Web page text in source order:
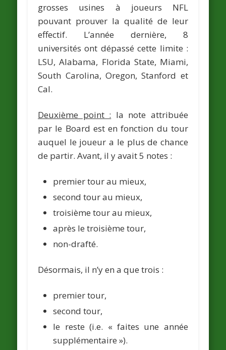
grosses usines à joueurs NFL
pouvant prouver la qualité de leur
effectif. L’année dernière, 8
universités ont dépassé cette limite :
LSU, Alabama, Florida State, Miami,
South Carolina, Oregon, Stanford et
Cal.
Deuxième point : la note attribuée
par le Board est en fonction du tour
auquel le joueur a le plus de chance
de partir. Avant, il y avait 5 notes :
premier tour au mieux,
second tour au mieux,
troisième tour au mieux,
après le troisième tour,
non-drafté.
Désormais, il n’y en a que trois :
premier tour,
second tour,
le reste (i.e. « faites une année
supplémentaire »).